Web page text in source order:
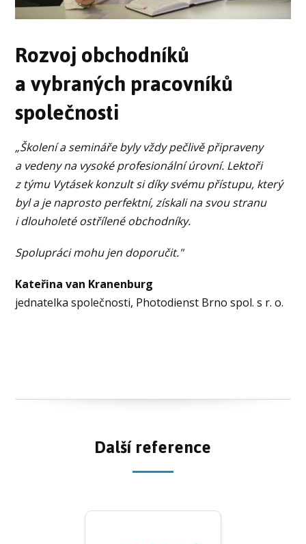
Rozvoj obchodníků
a vybraných pracovníků
společnosti
„Školení a semináře byly vždy pečlivě připraveny
a vedeny na vysoké profesionální úrovní. Lektoři
z týmu Vytásek konzult si díky svému přístupu, který
byl a je naprosto perfektní, získali na svou stranu
i dlouholeté ostřílené obchodníky.
Spolupráci mohu jen doporučit."
Kateřina van Kranenburg
jednatelka společnosti, Photodienst Brno spol. s r. o.
Další reference